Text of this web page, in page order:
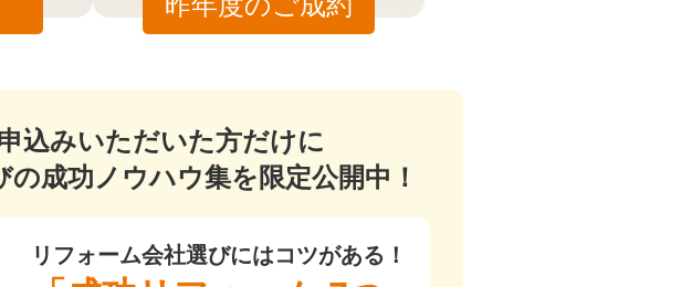
込みいただいた方だけに
成功ノウハウ集を限定公開中！
リフォーム会社選びにはコツがある！